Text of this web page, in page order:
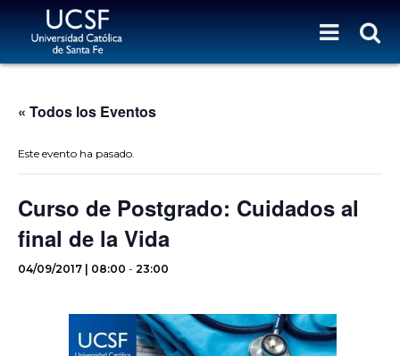
« Todos los Eventos
Este evento ha pasado.
Curso de Postgrado: Cuidados al
final de la Vida
04/09/2017 | 08:00 - 23:00